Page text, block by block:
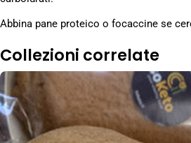
Abbina pane proteico o focaccine se
Collezioni correlate